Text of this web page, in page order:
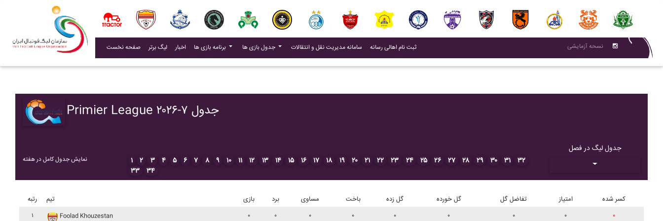
صفحه نخست لیگ برتر اخبار(current) برنامه بازی ها جدول بازی ها سامانه مدیریت نقل و انتقالات (current)
ثبت نام اهالی رسانه(current) نسحه آزمایشی
Primier League ۲۰۲۶-۷ جدول
نمایش جدول کامل در هفته ۱ ۲ ۳ ۴ ۵ ۶ ۷ ۸ ۹ ۱۰ ۱۱ ۱۲ ۱۳ ۱۴ ۱۵ ۱۶ ۱۷ ۱۸ ۱۹ ۲۰ ۲۱ ۲۲ ۲۳ ۲۴ ۲۵ ۲۶ ۲۷ ۲۸ ۲۹ ۳۰ ۳۱
۳۲
۳۳
۳۴
جدول لیگ در فصل
رتبه تیم بازی برد مساوی باخت گل زده گل خورده تفاضل گل امتیاز کسر شده
۱ Foolad Khouzestan ۰ ۰ ۰ ۰ ۰ ۰ ۰ ۰ ۰